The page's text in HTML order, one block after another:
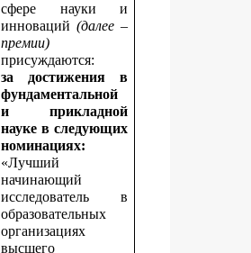
сфере науки и
инноваций(далее –
премии)
присуждаются:
за достижения в
фундаментальной
и прикладной
наукев следующих
номинациях:
«Лучший
начинающий
исследователь в
образовательных
организациях
высшего